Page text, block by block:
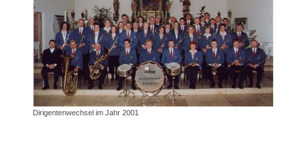
Dirigentenwechsel im Jahr 2001